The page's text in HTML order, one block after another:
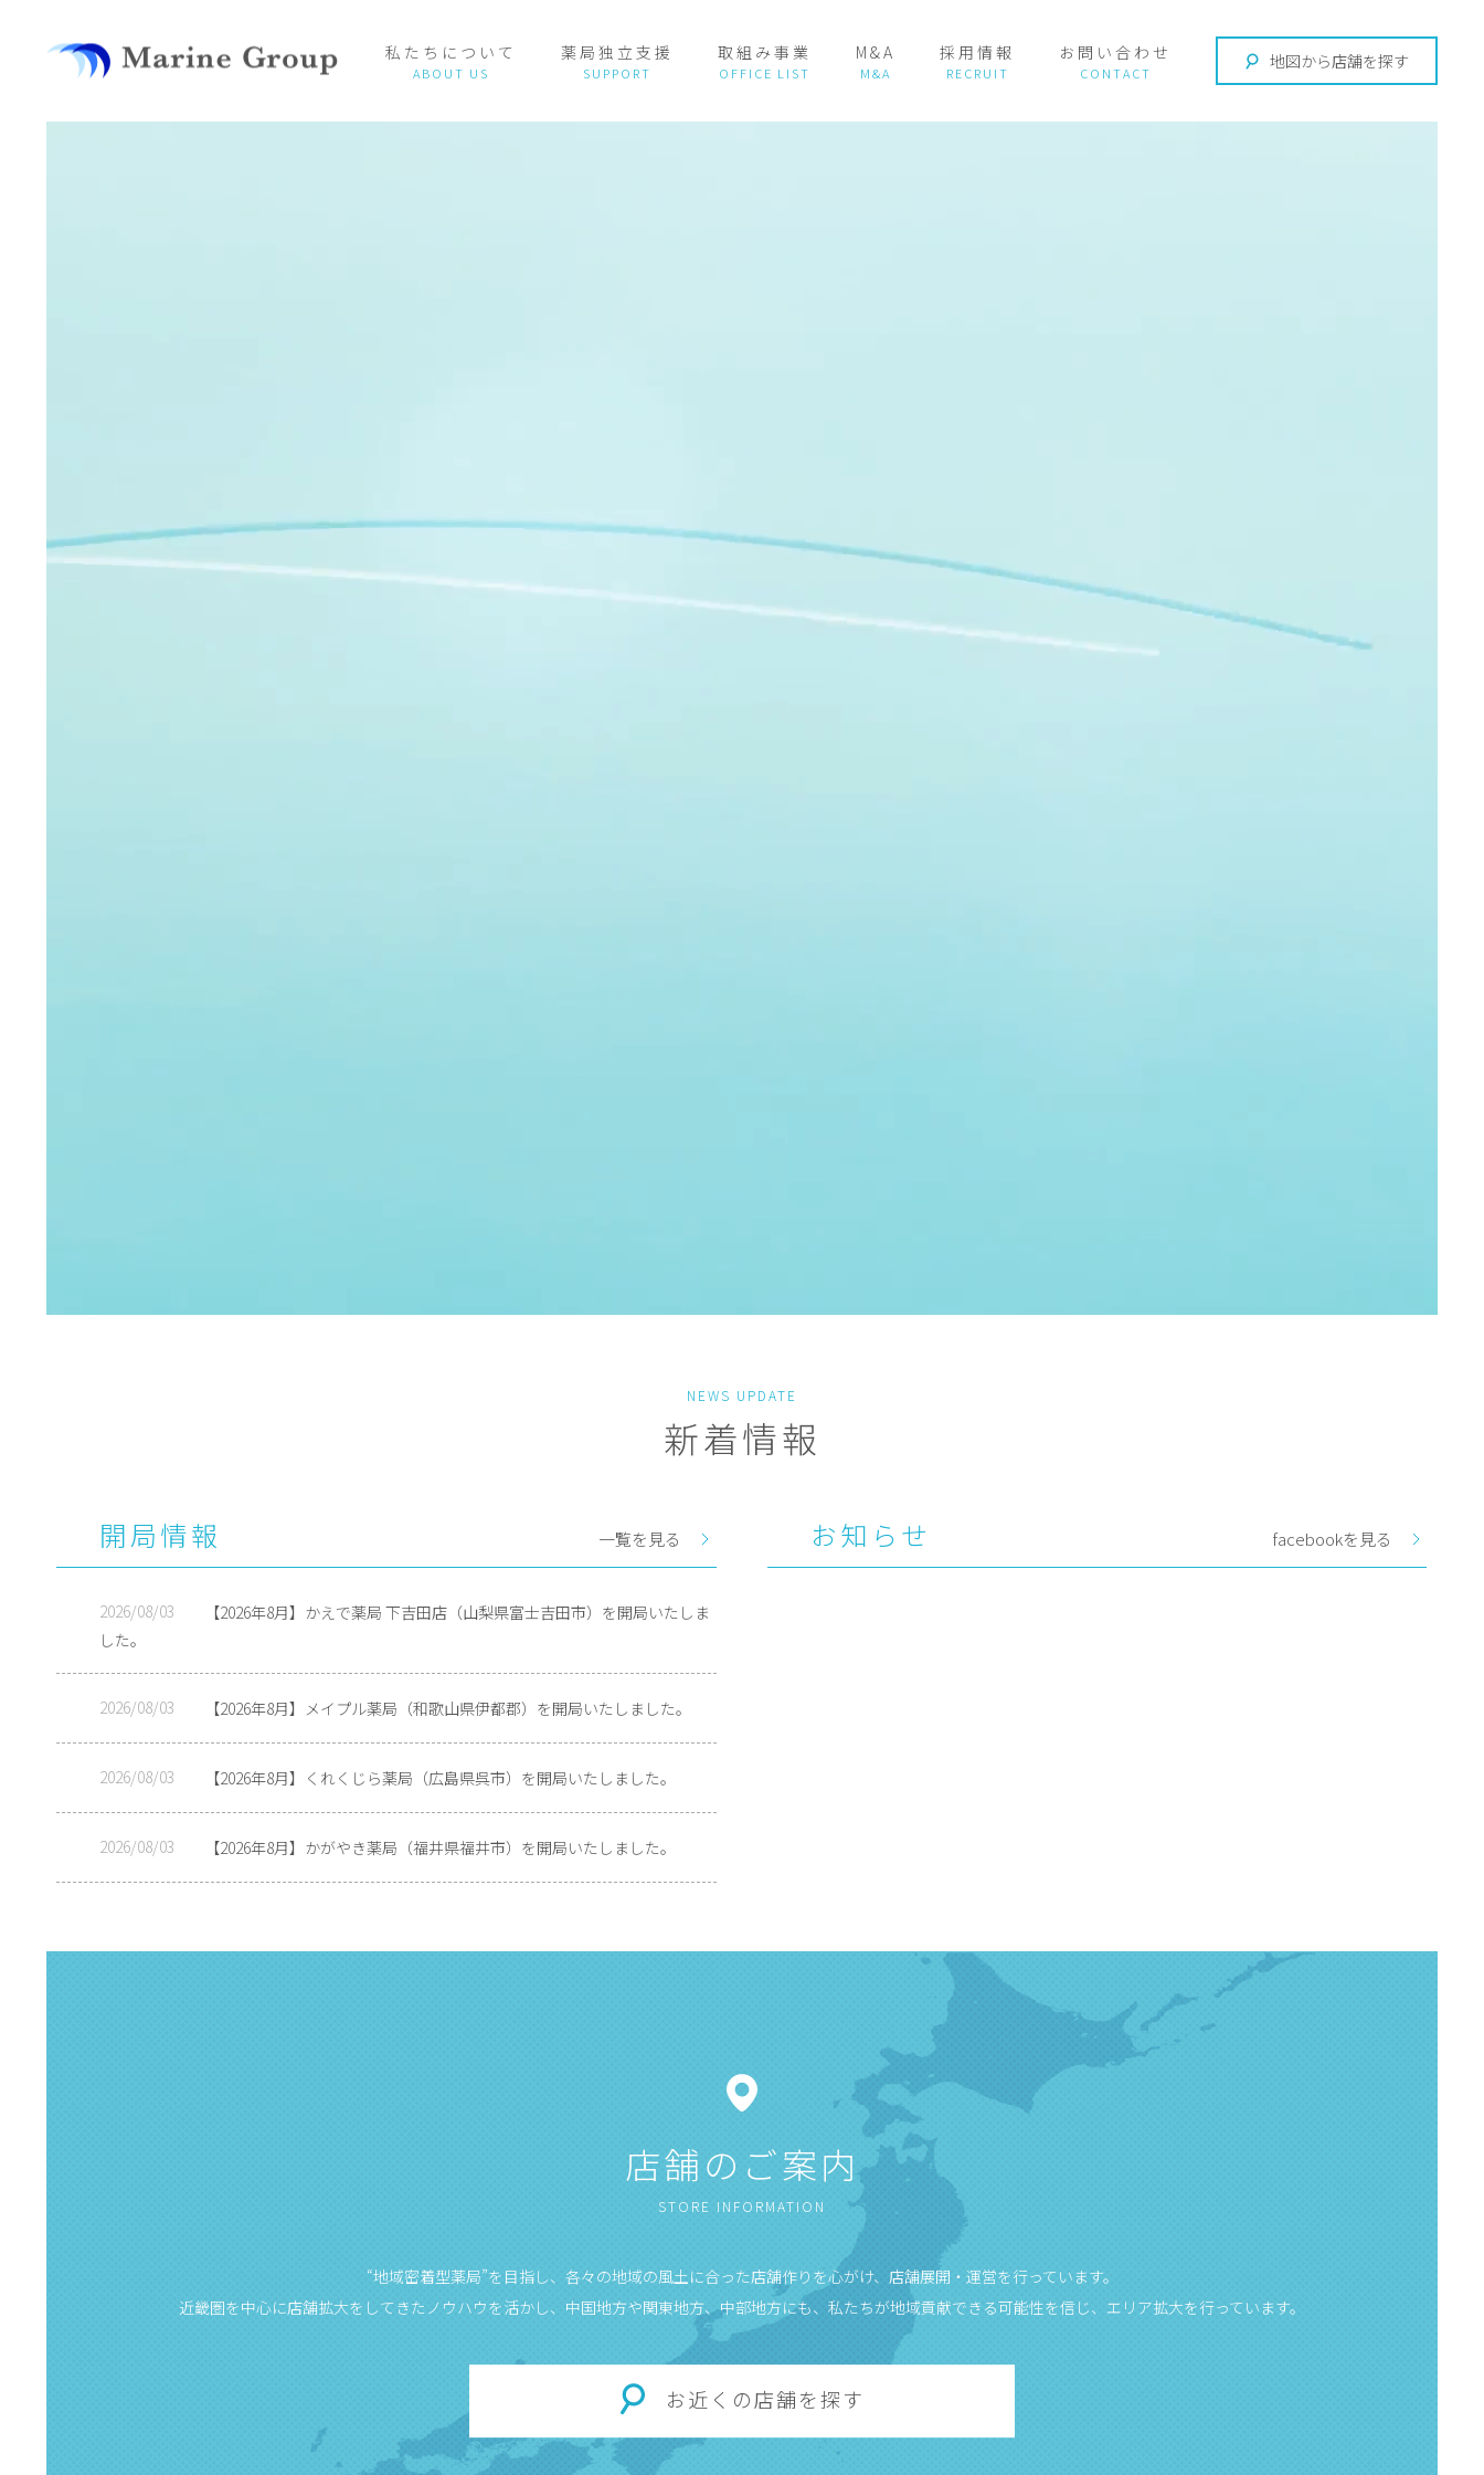
私たちについて 薬局独立支援 取組み事業 M&A 採用情報 お問い合わせ 地図から店舗を探す
NEWS UPDATE
新着情報
開局情報 一覧を見る
2026/08/03
【2026年8月】かえで薬局 下吉田店（山梨県富士吉田市）を開局いたしま
した。
2026/08/03 【2026年8月】メイプル薬局（和歌山県伊都郡）を開局いたしました。
2026/08/03 【2026年8月】くれくじら薬局（広島県呉市）を開局いたしました。
2026/08/03 【2026年8月】かがやき薬局（福井県福井市）を開局いたしました。
お知らせ facebookを見る
店舗のご案内
STORE INFORMATION
“地域密着型薬局”を目指し、各々の地域の風土に合った店舗作りを心がけ、店舗展開・運営を行っています。
近畿圏を中心に店舗拡大をしてきたノウハウを活かし、中国地方や関東地方、中部地方にも、私たちが地域貢献できる可能性を信じ、エリア拡大を行っています。
お近くの店舗を探す